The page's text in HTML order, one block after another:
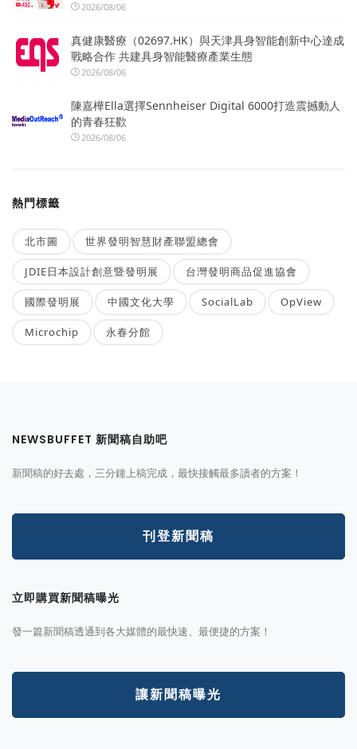
2026/08/06
真健康醫療（02697.HK）與天津具身智能創新中心達成
戰略合作 共建具身智能醫療產業生態
2026/08/06
陳嘉樺Ella選擇Sennheiser Digital 6000打造震撼動人
的青春狂歡
2026/08/06
熱門標籤
北市圖 世界發明智慧財產聯盟總會
JDIE日本設計創意暨發明展 台灣發明商品促進協會
國際發明展 中國文化大學 SocialLab OpView
Microchip 永春分館
NEWSBUFFET 新聞稿自助吧
新聞稿的好去處，三分鐘上稿完成，最快接觸最多讀者的方案！
刊登新聞稿
立即購買新聞稿曝光
發一篇新聞稿透通到各大媒體的最快速、最便捷的方案！
讓新聞稿曝光